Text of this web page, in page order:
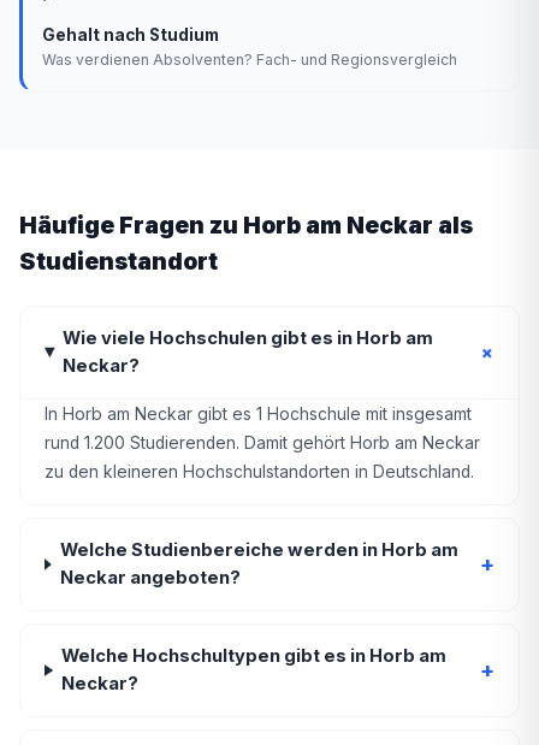
Gehalt nach Studium
Was verdienen Absolventen? Fach- und Regionsvergleich
Häufige Fragen zu Horb am Neckar als
Studienstandort
Wie viele Hochschulen gibt es in Horb am
Neckar?
+
In Horb am Neckar gibt es 1 Hochschule mit insgesamt
rund 1.200 Studierenden. Damit gehört Horb am Neckar
zu den kleineren Hochschulstandorten in Deutschland.
Welche Studienbereiche werden in Horb am
Neckar angeboten?
+
Welche Hochschultypen gibt es in Horb am
Neckar?
+